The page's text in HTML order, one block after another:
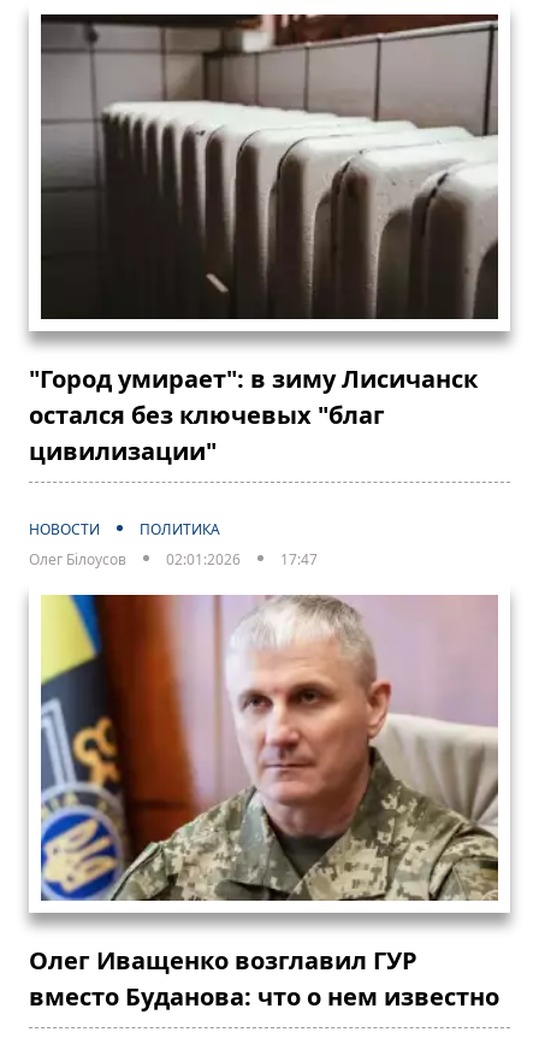
"Город умирает": в зиму Лисичанск
остался без ключевых "благ
цивилизации"
НОВОСТИ
ПОЛИТИКА
Олег Білоусов
02:01:2026 17:47
Олег Иващенко возглавил ГУР
вместо Буданова: что о нем известно